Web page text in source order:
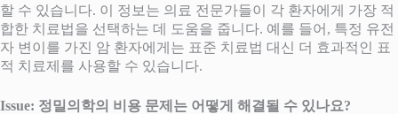
할 수 있습니다. 이 정보는 의료 전문가들이 각 환자에게 가장 적
합한 치료법을 선택하는 데 도움을 줍니다. 예를 들어, 특정 유전
자 변이를 가진 암 환자에게는 표준 치료법 대신 더 효과적인 표
적 치료제를 사용할 수 있습니다.
Issue: 정밀의학의 비용 문제는 어떻게 해결될 수 있나요?